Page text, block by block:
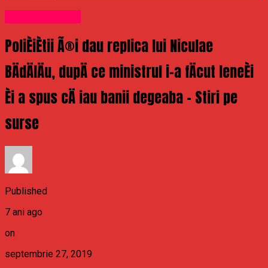
PoliÈiÈtii Ã®i dau replica lui Niculae
BÄdÄlÄu, dupÄ ce ministrul i-a fÄcut leneÈi
Èi a spus cÄ iau banii degeaba – Stiri pe
surse
Published
7 ani ago
on
septembrie 27, 2019